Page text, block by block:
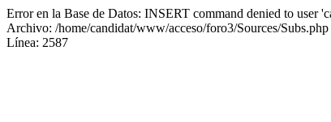
Error en la Base de Datos: INSERT command denied to user
Archivo: /home/candidat/www/acceso/foro3/Sources/Subs.php
Línea: 2587